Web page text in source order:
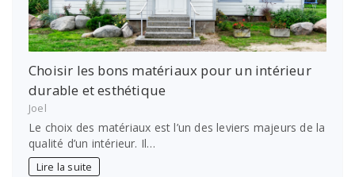
Choisir les bons matériaux pour un intérieur
durable et esthétique
Joel
Le choix des matériaux est l’un des leviers majeurs de la
qualité d’un intérieur. Il…
Lire la suite